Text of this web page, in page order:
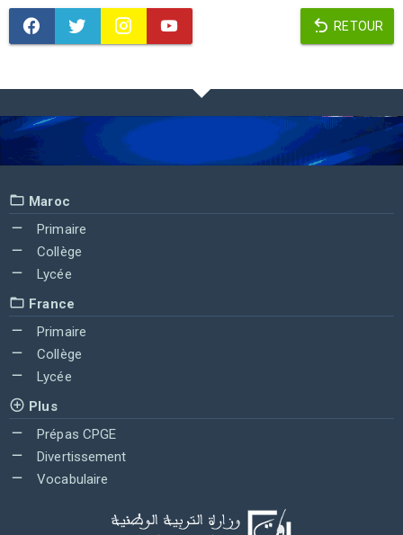
RETOUR
Maroc
Primaire
Collège
Lycée
France
Primaire
Collège
Lycée
Plus
Prépas CPGE
Divertissement
Vocabulaire